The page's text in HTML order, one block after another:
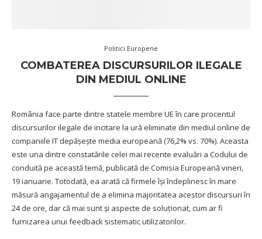
Politici Europene
COMBATEREA DISCURSURILOR ILEGALE
DIN MEDIUL ONLINE
România face parte dintre statele membre UE în care procentul
discursurilor ilegale de incitare la ură eliminate din mediul online de
companiile IT depășește media europeană (76,2% vs. 70%). Aceasta
este una dintre constatările celei mai recente evaluări a Codului de
conduită pe această temă, publicată de Comisia Europeană vineri,
19 ianuarie. Totodată, ea arată că firmele își îndeplinesc în mare
măsură angajamentul de a elimina majoritatea acestor discursuri în
24 de ore, dar că mai sunt și aspecte de soluționat, cum ar fi
furnizarea unui feedback sistematic utilizatorilor.